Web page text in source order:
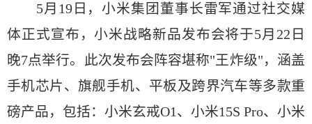
5月19日，小米集团董事长雷军通过社交媒
体正式宣布，小米战略新品发布会将于5月22日
晚7点举行。此次发布会阵容堪称"王炸级"，涵盖
手机芯片、旗舰手机、平板及跨界汽车等多款重
磅产品，包括：小米玄戒O1、小米15S Pro、小米